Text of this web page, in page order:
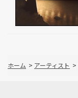
ホーム > アーティスト >